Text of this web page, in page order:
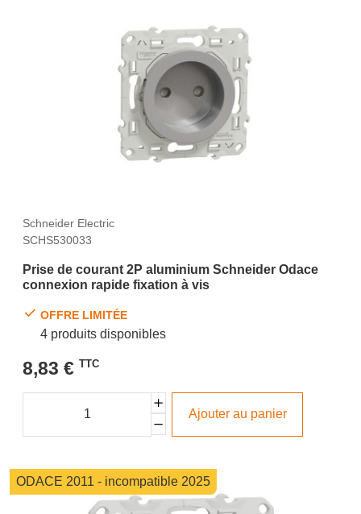
Schneider Electric
SCHS530033
Prise de courant 2P aluminium Schneider Odace
connexion rapide fixation à vis
OFFRE LIMITÉE
4 produits disponibles
8,83 € TTC
Ajouter au panier
ODACE 2011 - incompatible 2025